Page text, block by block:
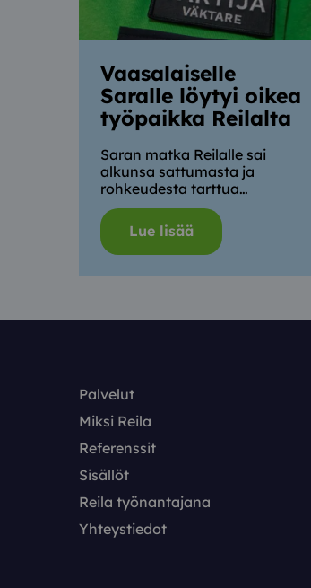
Vaasalaiselle
Saralle löytyi oikea
työpaikka Reilalta
Saran matka Reilalle sai
alkunsa sattumasta ja
rohkeudesta tarttua…
Lue lisää
Palvelut
Miksi Reila
Referenssit
Sisällöt
Reila työnantajana
Yhteystiedot